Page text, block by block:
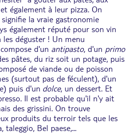
également à leur pizza. On
la vraie gastronomie
également réputé pour son vin
déguster ! Un menu
d'un antipasto, d'un primo
pâtes, du riz soit un potage, puis
de viande ou de poisson
(surtout pas de féculent), d'un
puis d'un dolce, un dessert. Et
Il est probable qu'il n'y ait
des grissini. On trouve
produits du terroir tels que les
taleggio, Bel paese,...